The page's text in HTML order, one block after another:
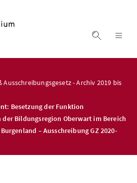
Suche
- Archiv 2019 bis
Besetzung der Funktion
Bildungsregion Oberwart im Bereich
– Ausschreibung GZ 2020-